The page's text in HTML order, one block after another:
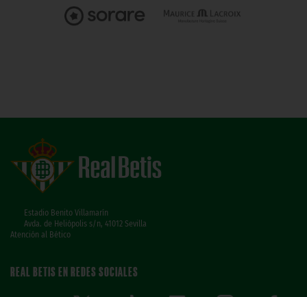
Estadio Benito Villamarín
Avda. de Heliópolis s/n, 41012 Sevilla
Atención al Bético
REAL BETIS EN REDES SOCIALES